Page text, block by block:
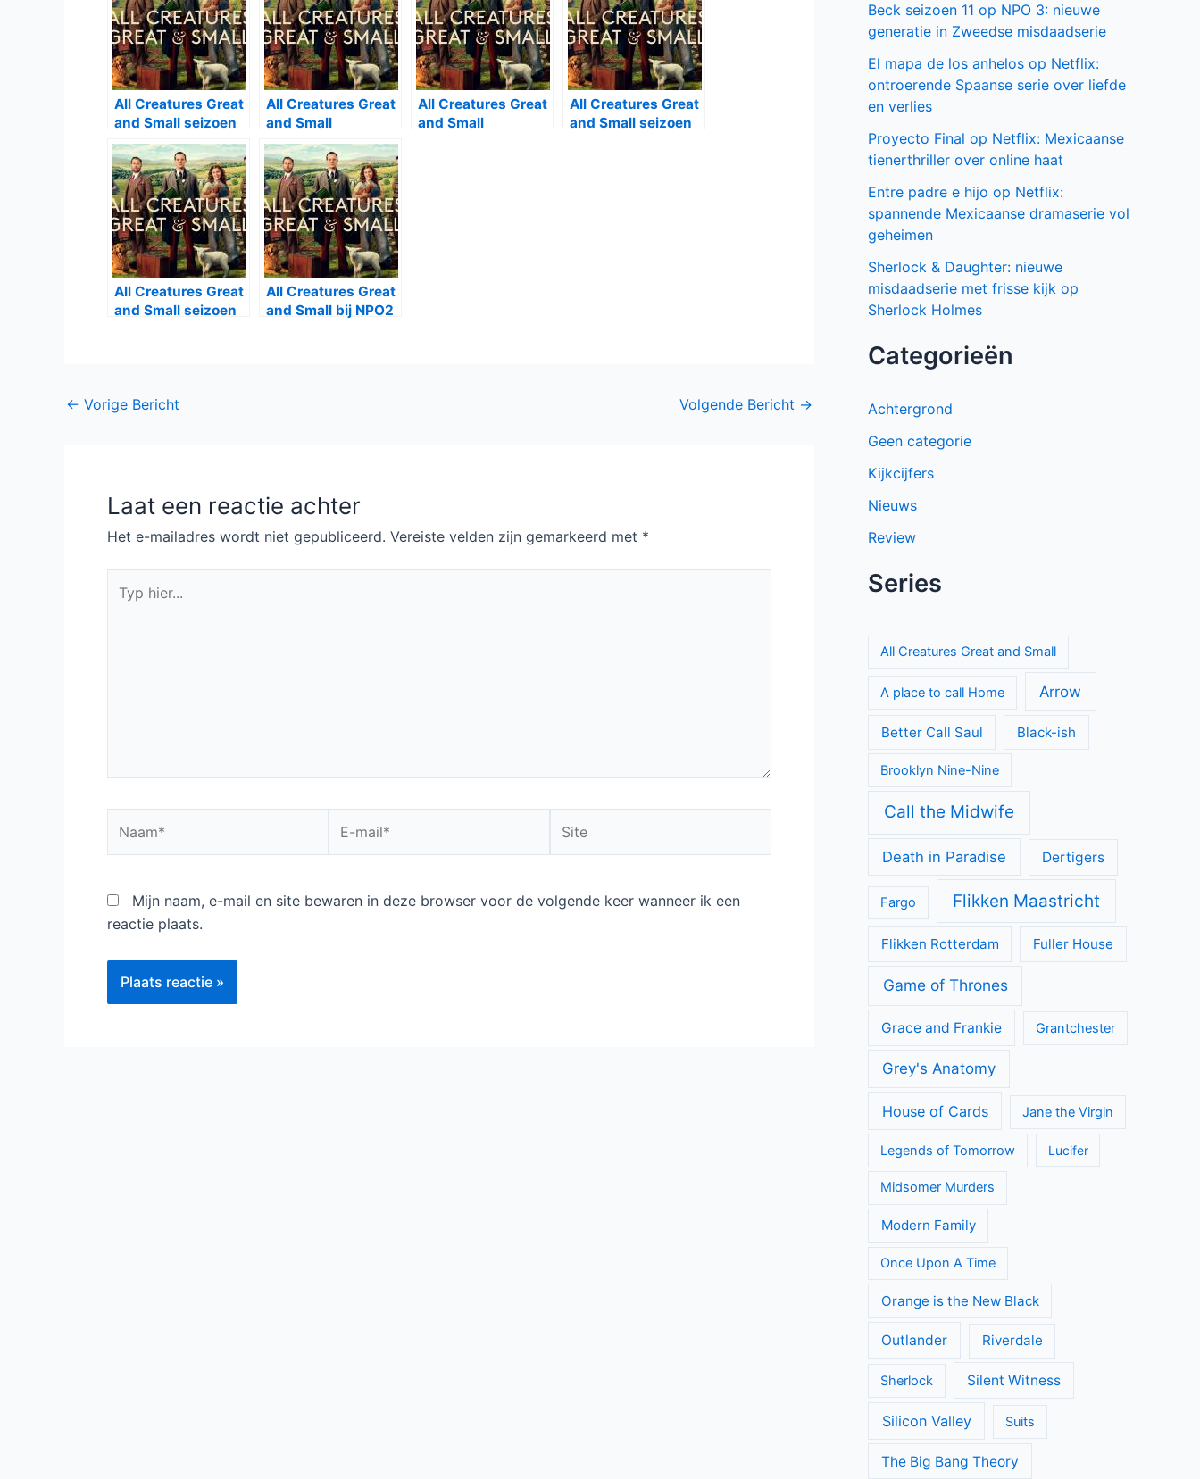
All Creatures Great
and Small seizoen
5 bij BBC First
All Creatures Great
and Small
kerstaflevering
2023 bij BBC First
All Creatures Great
and Small
All Creatures Great
and Small seizoen
All Creatures Great
and Small seizoen
All Creatures Great
and Small bij NPO2
Bericht
← Vorige Bericht Volgende Bericht →
Laat een reactie achter
Het e-mailadres wordt niet gepubliceerd. Vereiste velden zijn gemarkeerd met *
hier...
mail*
Mijn naam, e-mail en site bewaren in deze browser voor de volgende keer wanneer ik een
reactie plaats.
Beck seizoen 11 op NPO 3: nieuwe
generatie in Zweedse misdaadserie
El mapa de los anhelos op Netflix:
ontroerende Spaanse serie over liefde
en verlies
Proyecto Final op Netflix: Mexicaanse
tienerthriller over online haat
Entre padre e hijo op Netflix:
spannende Mexicaanse dramaserie vol
geheimen
Sherlock & Daughter: nieuwe
misdaadserie met frisse kijk op
Sherlock Holmes
Categorieën
Achtergrond
Geen categorie
Kijkcijfers
Nieuws
Review
Series
All Creatures Great and Small
A place to call Home Arrow
Better Call Saul Black-ish
Brooklyn Nine-Nine
Call the Midwife
Death in Paradise Dertigers
Fargo Flikken Maastricht
Flikken Rotterdam Fuller House
Game of Thrones
Grace and Frankie Grantchester
Grey's Anatomy
House of Cards Jane the Virgin
Legends of Tomorrow Lucifer
Midsomer Murders
Modern Family
Once Upon A Time
Orange is the New Black
Outlander Riverdale
Sherlock Silent Witness
Silicon Valley Suits
The Big Bang Theory